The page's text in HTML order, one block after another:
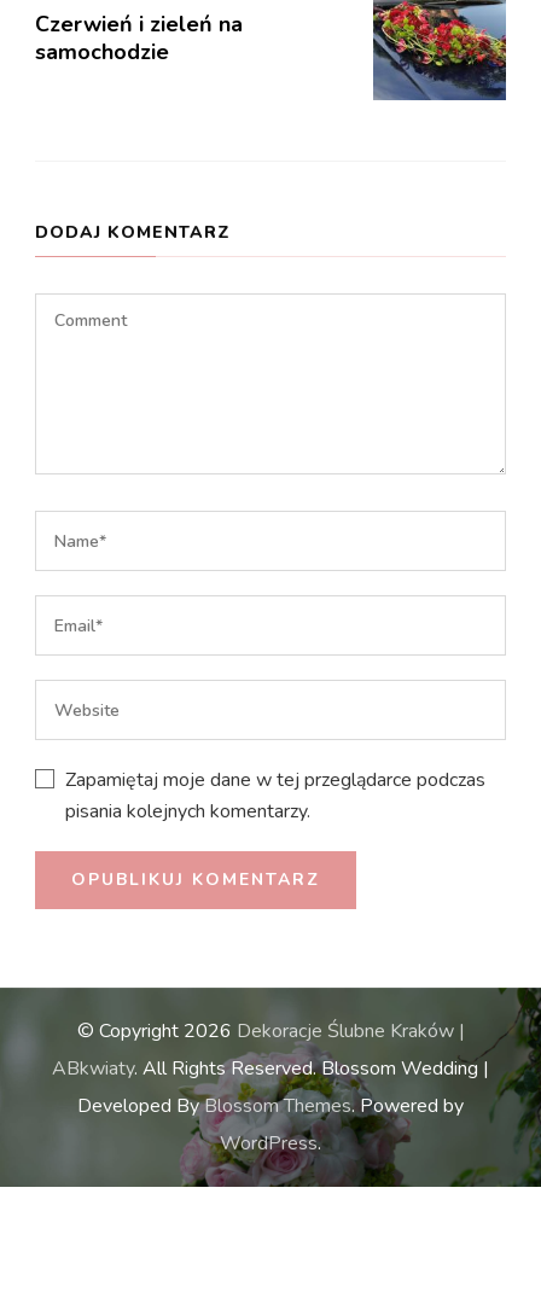
Czerwień i zieleń na
samochodzie
DODAJ KOMENTARZ
Zapamiętaj moje dane w tej przeglądarce podczas
pisania kolejnych komentarzy.
© Copyright 2026 Dekoracje Ślubne Kraków |
ABkwiaty. All Rights Reserved.Blossom Wedding |
Developed ByBlossom Themes. Powered by
WordPress.